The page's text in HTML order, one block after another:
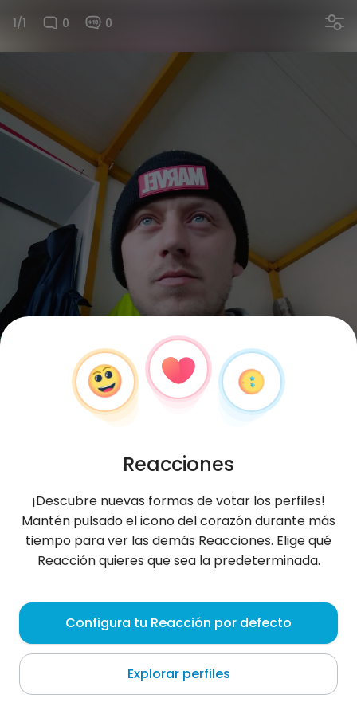
1/1 0 0
Przemek, 35
Ryn
Sobre mí
Reacciones
¡Descubre nuevas formas de votar los perfiles!
Mantén pulsado el icono del corazón durante más
tiempo para ver las demás Reacciones. Elige qué
Reacción quieres que sea la predeterminada.
Configura tu Reacción por defecto
Explorar perfiles